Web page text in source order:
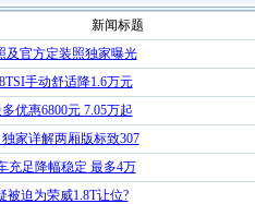
新闻标题
及官方定装照独家曝光
手动舒适降1.6万元
优惠6800元 7.05万起
家详解两厢版标致307
充足降幅稳定 最多4万
被迫为荣威1.8T让位?